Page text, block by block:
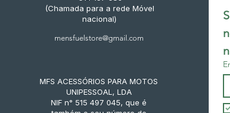
(Chamada para a rede Móvel
nacional)
mensfuelstore@gmail.com
MFS ACESSÓRIOS PARA MOTOS
UNIPESSOAL, LDA
NIF n° 515 497 045, que é